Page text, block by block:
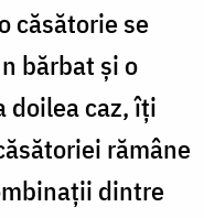
căsătorie se
bărbat şi o
doilea caz, îţi
rămâne
dintre